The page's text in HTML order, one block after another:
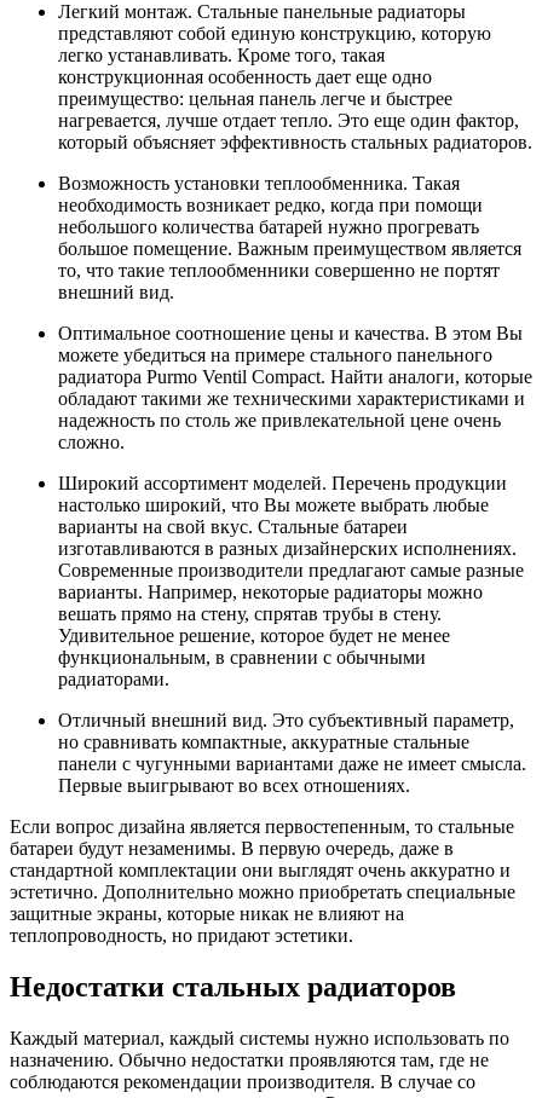
Легкий монтаж. Стальные панельные радиаторы
представляют собой единую конструкцию, которую
легко устанавливать. Кроме того, такая
конструкционная особенность дает еще одно
преимущество: цельная панель легче и быстрее
нагревается, лучше отдает тепло. Это еще один фактор,
который объясняет эффективность стальных радиаторов.
Возможность установки теплообменника. Такая
необходимость возникает редко, когда при помощи
небольшого количества батарей нужно прогревать
большое помещение. Важным преимуществом является
то, что такие теплообменники совершенно не портят
внешний вид.
Оптимальное соотношение цены и качества. В этом Вы
можете убедиться на примере стального панельного
радиатора Purmo Ventil Compact. Найти аналоги, которые
обладают такими же техническими характеристиками и
надежность по столь же привлекательной цене очень
сложно.
Широкий ассортимент моделей. Перечень продукции
настолько широкий, что Вы можете выбрать любые
варианты на свой вкус. Стальные батареи
изготавливаются в разных дизайнерских исполнениях.
Современные производители предлагают самые разные
варианты. Например, некоторые радиаторы можно
вешать прямо на стену, спрятав трубы в стену.
Удивительное решение, которое будет не менее
функциональным, в сравнении с обычными
радиаторами.
Отличный внешний вид. Это субъективный параметр,
но сравнивать компактные, аккуратные стальные
панели с чугунными вариантами даже не имеет смысла.
Первые выигрывают во всех отношениях.
Если вопрос дизайна является первостепенным, то стальные
батареи будут незаменимы. В первую очередь, даже в
стандартной комплектации они выглядят очень аккуратно и
эстетично. Дополнительно можно приобретать специальные
защитные экраны, которые никак не влияют на
теплопроводность, но придают эстетики.
Недостатки стальных радиаторов
Каждый материал, каждый системы нужно использовать по
назначению. Обычно недостатки проявляются там, где не
соблюдаются рекомендации производителя. В случае со